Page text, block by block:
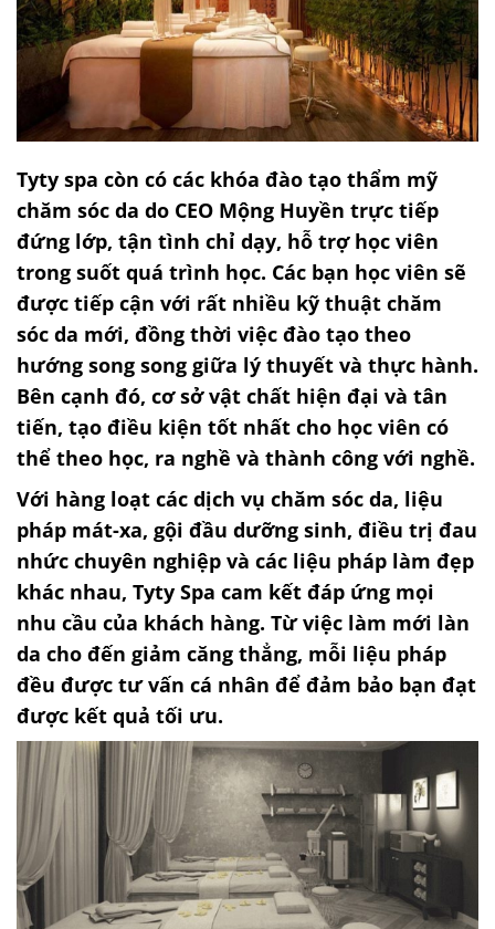
Tyty spa còn có các khóa đào tạo thẩm mỹ
chăm sóc da do CEO Mộng Huyền trực tiếp
đứng lớp, tận tình chỉ dạy, hỗ trợ học viên
trong suốt quá trình học. Các bạn học viên sẽ
được tiếp cận với rất nhiều kỹ thuật chăm
sóc da mới, đồng thời việc đào tạo theo
hướng song song giữa lý thuyết và thực hành.
Bên cạnh đó, cơ sở vật chất hiện đại và tân
tiến, tạo điều kiện tốt nhất cho học viên có
thể theo học, ra nghề và thành công với nghề.
Với hàng loạt các dịch vụ chăm sóc da, liệu
pháp mát-xa, gội đầu dưỡng sinh, điều trị đau
nhức chuyên nghiệp và các liệu pháp làm đẹp
khác nhau, Tyty Spa cam kết đáp ứng mọi
nhu cầu của khách hàng. Từ việc làm mới làn
da cho đến giảm căng thẳng, mỗi liệu pháp
đều được tư vấn cá nhân để đảm bảo bạn đạt
được kết quả tối ưu.